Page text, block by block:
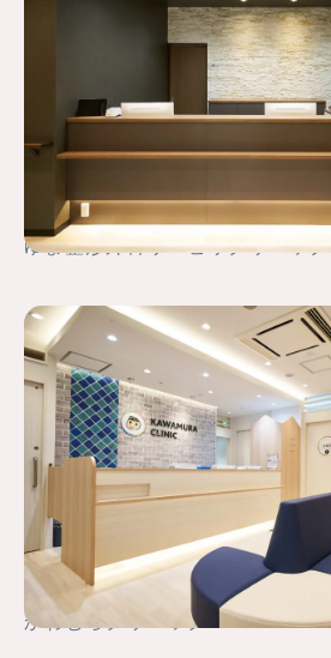
ゆま整形外科リハビリクリニック
かわむらクリニック